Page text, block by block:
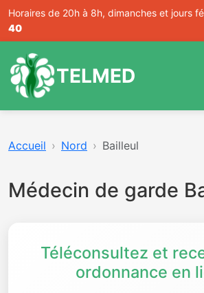
Horaires de 20h à 8h, dimanches et jours
40
TELMED
Accueil Nord Bailleul
Médecin de garde
Téléconsultez et
ordonnance en